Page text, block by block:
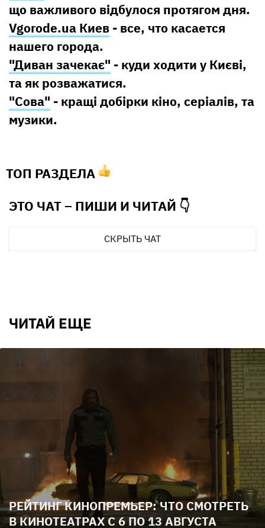
що важливого відбулося протягом дня.
Vgorode.ua Киев - все, что касается
нашего города.
"Диван зачекає" - куди ходити у Києві,
та як розважатися.
"Сова" - кращі добірки кіно, серіалів, та
музики.
ТОП РАЗДЕЛА
ЭТО ЧАТ – ПИШИ И ЧИТАЙ 👇
СКРЫТЬ ЧАТ
ЧИТАЙ ЕЩЕ
РЕЙТИНГ КИНОПРЕМЬЕР: ЧТО СМОТРЕТЬ
В КИНОТЕАТРАХ С 6 ПО 13 АВГУСТА